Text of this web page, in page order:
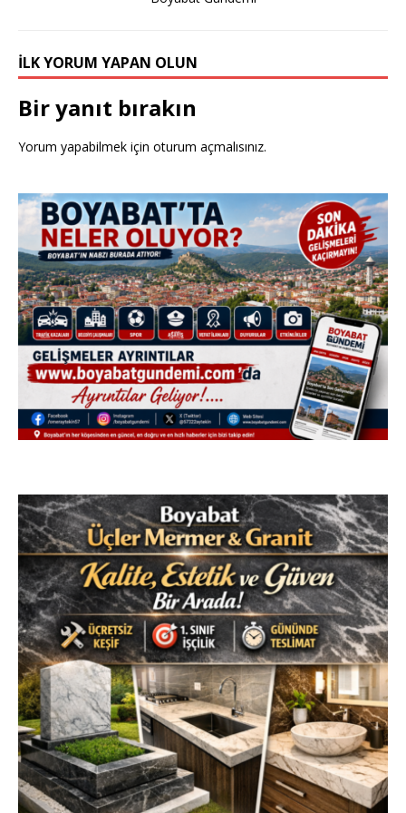
İLK YORUM YAPAN OLUN
Bir yanıt bırakın
Yorum yapabilmek için oturum açmalısınız.